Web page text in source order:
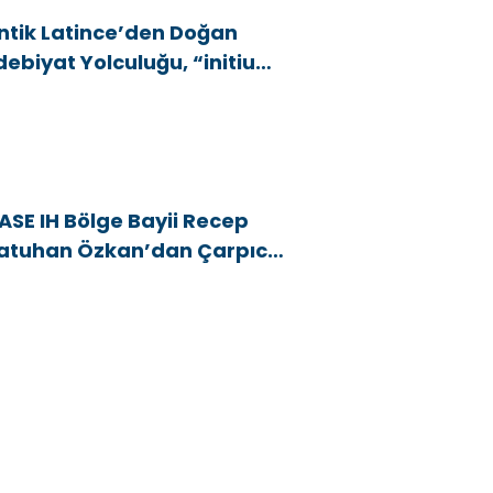
Latince’den Doğan
Yolculuğu, “initium
IH Bölge Bayii Recep
Özkan’dan Çarpıcı